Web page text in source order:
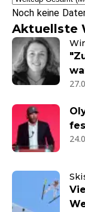
Noch keine
Aktuellste